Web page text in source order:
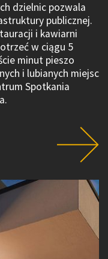
dzielnic pozwala
publicznej.
i kawiarni
w ciągu 5
minut pieszo
i lubianych miejsc
Spotkania